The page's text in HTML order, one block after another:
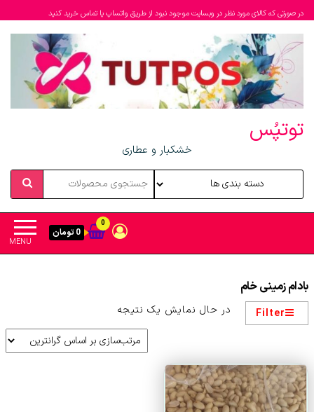
در صورتی که کالای مورد نظر در وبسایت موجود نبود از طریق واتساپ یا تماس خرید کنید
توتپُس
خشکبار و عطاری
MENU
0
0 تومان
بادام زمینی خام
Filter در حال نمایش یک نتیجه